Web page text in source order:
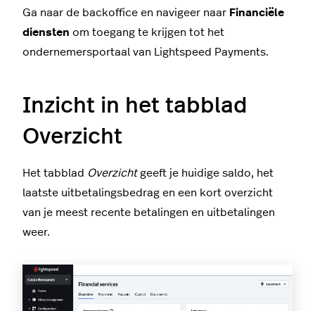
Ga naar de backoffice en navigeer naar Financiële
diensten om toegang te krijgen tot het
ondernemersportaal van Lightspeed Payments.
Inzicht in het tabblad
Overzicht
Het tabblad Overzichtgeeft je huidige saldo, het
laatste uitbetalingsbedrag en een kort overzicht
van je meest recente betalingen en uitbetalingen
weer.